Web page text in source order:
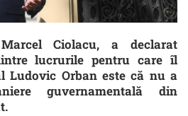
Marcel Ciolacu, a declarat
lucrurile pentru care îl
Ludovic Orban este că nu a
guvernamentală din